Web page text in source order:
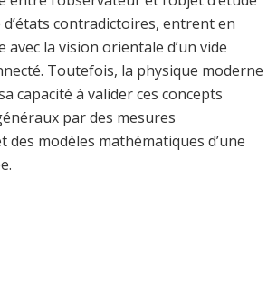
contradictoires, entrent en
la vision orientale d’un vide
Toutefois, la physique moderne
capacité à valider ces concepts
par des mesures
des modèles mathématiques d’une